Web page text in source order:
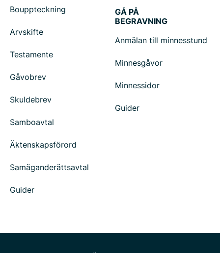
Bouppteckning
Arvskifte
Testamente
Gåvobrev
Skuldebrev
Samboavtal
Äktenskapsförord
Samäganderättsavtal
Guider
GÅ PÅ
BEGRAVNING
Anmälan till minnesstund
Minnesgåvor
Minnessidor
Guider